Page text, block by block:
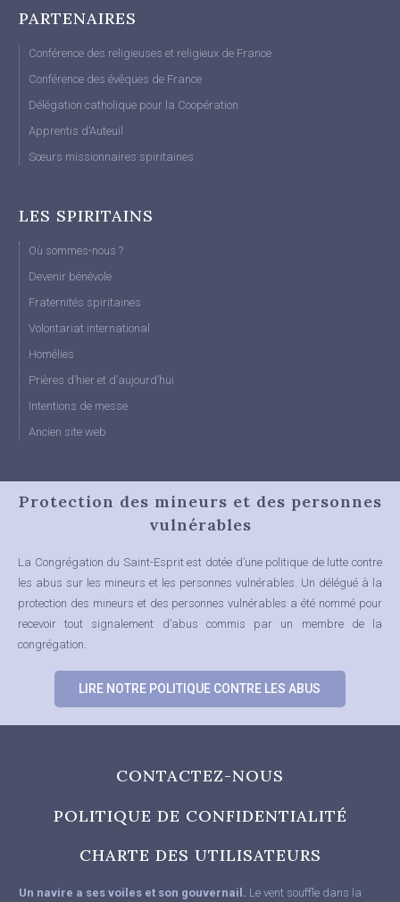
PARTENAIRES
Conférence des religieuses et religieux de France
Conférence des évêques de France
Délégation catholique pour la Coopération
Apprentis d’Auteuil
Sœurs missionnaires spiritaines
LES SPIRITAINS
Où sommes-nous ?
Devenir bénévole
Fraternités spiritaines
Volontariat international
Homélies
Prières d’hier et d’aujourd’hui
Intentions de messe
Ancien site web
Protection des mineurs et des personnes
vulnérables
La Congrégation du Saint-Esprit est dotée d’une politique de lutte contre
les abus sur les mineurs et les personnes vulnérables. Un délégué à la
protection des mineurs et des personnes vulnérables a été nommé pour
recevoir tout signalement d’abus commis par un membre de la
congrégation.
LIRE NOTRE POLITIQUE CONTRE LES ABUS
CONTACTEZ-NOUS
POLITIQUE DE CONFIDENTIALITÉ
CHARTE DES UTILISATEURS
Un navire a ses voiles et son gouvernail. Le vent souffle dans la